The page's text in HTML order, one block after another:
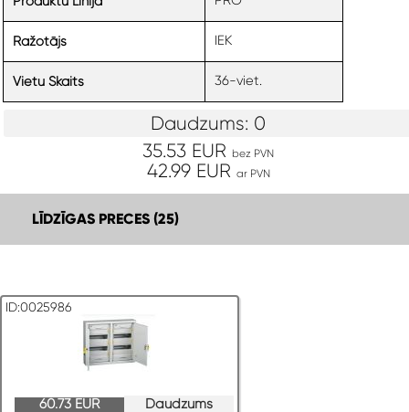
Ražotājs IEK
Vietu Skaits 36-viet.
Daudzums: 0
35.53 EUR bez PVN
42.99 EUR ar PVN
LĪDZĪGAS PRECES (25)
ID:0025986
Daudzums
60.73 EUR